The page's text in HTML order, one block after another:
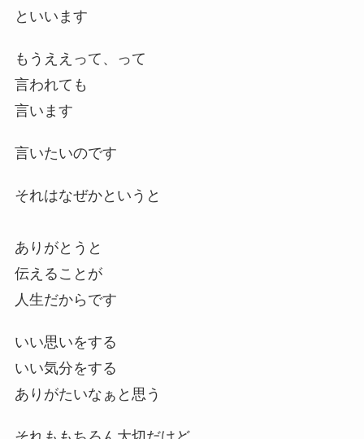
といいます
もうええって、って
言われても
言います
言いたいのです
それはなぜかというと
ありがとうと
伝えることが
人生だからです
いい思いをする
いい気分をする
ありがたいなぁと思う